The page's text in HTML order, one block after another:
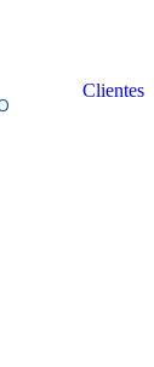
Clientes